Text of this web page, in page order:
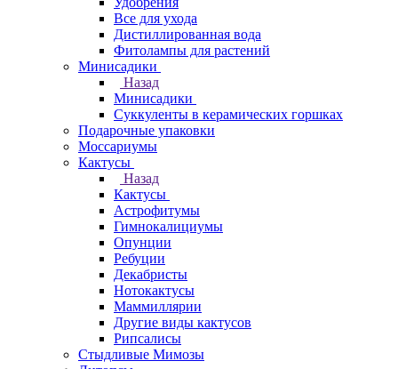
Все для ухода
Дистиллированная вода
Фитолампы для растений
Минисадики
Назад
Минисадики
Суккуленты в керамических горшках
Подарочные упаковки
Моссариумы
Кактусы
Назад
Кактусы
Астрофитумы
Гимнокалициумы
Опунции
Ребуции
Декабристы
Нотокактусы
Маммиллярии
Другие виды кактусов
Рипсалисы
Стыдливые Мимозы